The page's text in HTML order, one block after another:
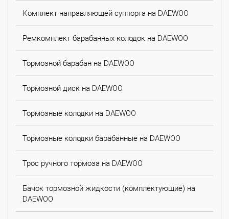
Комплект направляющей суппорта на DAEWOO
Ремкомплект барабанных колодок на DAEWOO
Тормозной барабан на DAEWOO
Тормозной диск на DAEWOO
Тормозные колодки на DAEWOO
Тормозные колодки барабанные на DAEWOO
Трос ручного тормоза на DAEWOO
Бачок тормозной жидкости (комплектующие) на
DAEWOO